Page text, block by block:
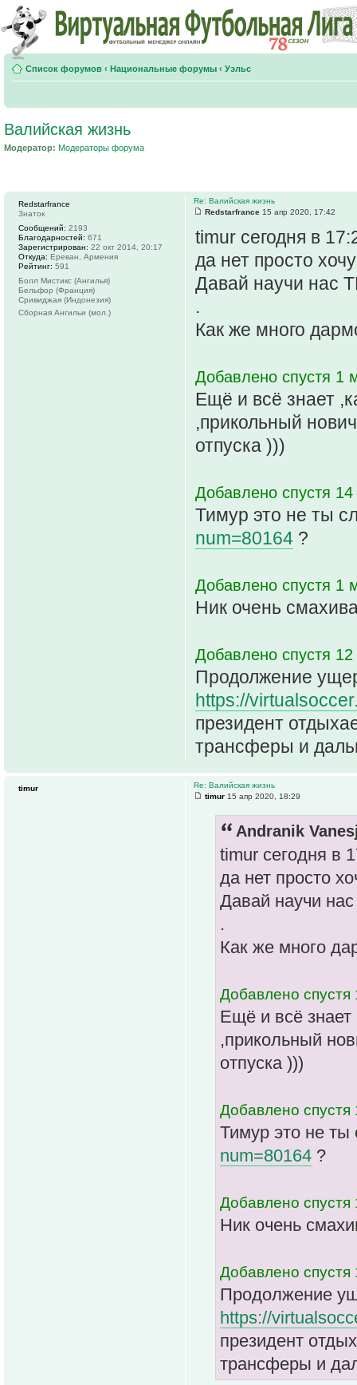
Список форумов ‹ Национальные форумы ‹ Уэльс
Валийская жизнь
Модератор: Модераторы форума
Re: Валийская жизнь
Redstarfrance 15 апр 2020, 17:42
timur сегодня в
да нет просто
Давай научи нас
.
Как же много
Добавлено спустя 1
Ещё и всё знает
,прикольный
отпуска )))
Добавлено спустя
Тимур это не ты
num=80164 ?
Добавлено спустя 1
Ник очень
Добавлено спустя
Продолжение
https://
президент
трансферы и
Redstarfrance
Знаток
Сообщений: 2193
Благодарностей: 671
Зарегистрирован: 22 окт 2014, 20:17
Откуда: Ереван, Армения
Рейтинг: 591
Болл Мистикс (Ангилья)
Бельфор (Франция)
Сривиджая (Индонезия)
Сборная Ангильи (мол.)
Re: Валийская жизнь
timur 15 апр 2020, 18:29
Andranik
timur сегодня в
да нет просто
Давай научи
.
Как же много
Добавлено спустя
Ещё и всё знает
,прикольный
отпуска )))
Добавлено
Тимур это не ты
num=80164 ?
Добавлено спустя
Ник очень
Добавлено
Продолжение
https://
президент
трансферы и
timur